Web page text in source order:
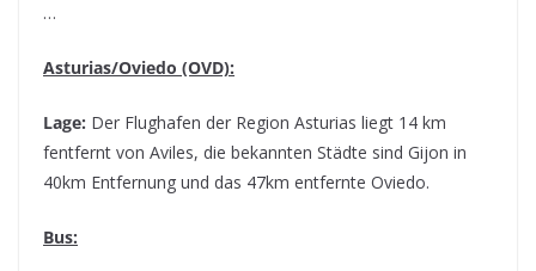
…
Asturias/Oviedo (OVD):
Lage: Der Flughafen der Region Asturias liegt 14 km
fentfernt von Aviles, die bekannten Städte sind Gijon in
40km Entfernung und das 47km entfernte Oviedo.
Bus: